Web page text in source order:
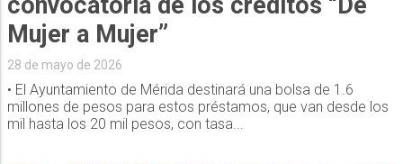
Mujer a Mujer”
28 de mayo de 2026
• El Ayuntamiento de Mérida destinará una bolsa de 1.6
millones de pesos para estos préstamos, que van desde los
mil hasta los 20 mil pesos, con tasa...